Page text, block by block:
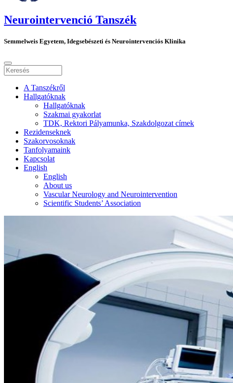
Neurointervenció Tanszék
Semmelweis Egyetem, Idegsebészeti és Neurointervenciós Klinika
A Tanszékről
Hallgatóknak
Hallgatóknak
Szakmai gyakorlat
TDK, Rektori Pályamunka, Szakdolgozat címek
Rezidenseknek
Szakorvosoknak
Tanfolyamaink
Kapcsolat
English
English
About us
Vascular Neurology and Neurointervention
Scientific Students’ Association